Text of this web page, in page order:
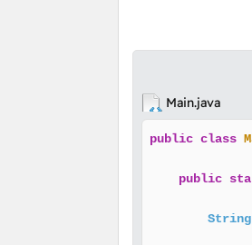
Main.java
public class
public
String